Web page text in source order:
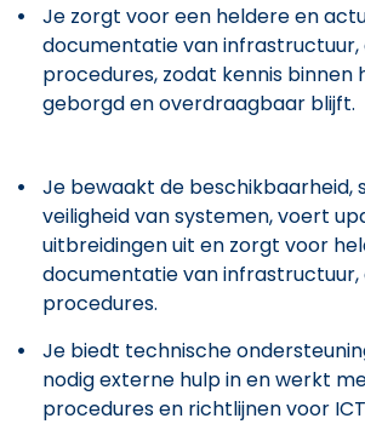
Je zorgt voor een heldere en
documentatie van infrastructuur,
procedures, zodat kennis binnen
geborgd en overdraagbaar blijft.
Je bewaakt de beschikbaarheid,
veiligheid van systemen, voert
uitbreidingen uit en zorgt voor
documentatie van infrastructuur,
procedures.
Je biedt technische
nodig externe hulp in en werkt
procedures en richtlijnen voor